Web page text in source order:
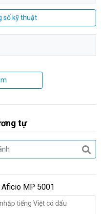
số kỹ thuật
tự
MP 5001